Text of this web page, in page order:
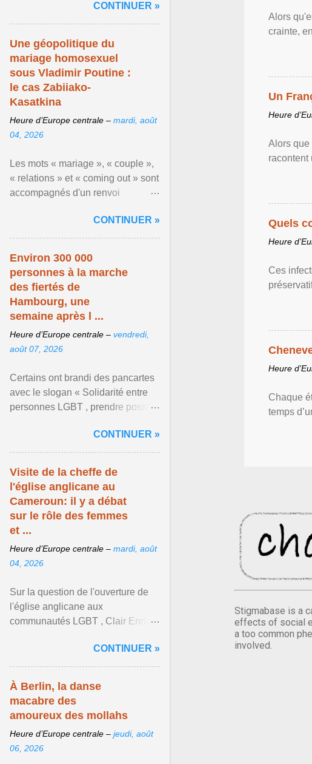
Alors
crainte,
Un
Heure
Alors que
racontent
Quels
Heure
Ces
Heure
Chaque
temps
Stigmabase is a
effects of social
a too common
involved.
raison de l ... Afficher l'article ...
CONTINUER »
Une géopolitique du
mariage homosexuel
sous Vladimir Poutine :
le cas Zabiiako-
Kasatkina
Heure d’Europe centrale – mardi, août
04, 2026
Les mots « mariage », « couple »,
« relations » et « coming out » sont
accompagnés d'un renvoi
mouvement LGBT ... Afficher
l'article ...
CONTINUER »
Environ 300 000
personnes à la marche
des fiertés de
Hambourg, une
semaine après l ...
Heure d’Europe centrale – vendredi,
août 07, 2026
Certains ont brandi des pancartes
avec le slogan « Solidarité entre
personnes LGBT , prendre position
organisateurs ... Afficher l'article ...
CONTINUER »
Visite de la cheffe de
l'église anglicane au
Cameroun: il y a débat
sur le rôle des femmes
et ...
Heure d’Europe centrale – mardi, août
04, 2026
Sur la question de l'ouverture de
l'église anglicane aux
communautés LGBT , Clair Enrick
une position tranchée. Afficher
l'article ...
CONTINUER »
À Berlin, la danse
macabre des
amoureux des mollahs
Heure d’Europe centrale – jeudi, août
06, 2026